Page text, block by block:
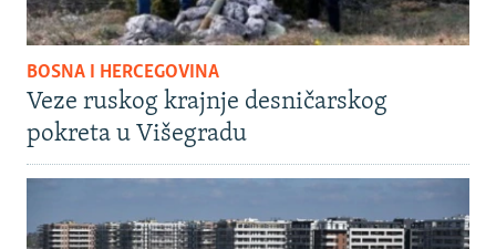
BOSNA I HERCEGOVINA
Veze ruskog krajnje desničarskog
pokreta u Višegradu